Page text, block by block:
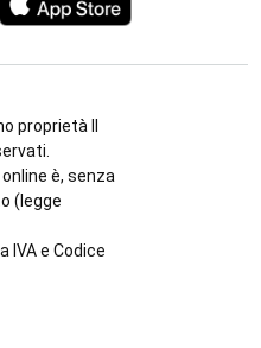
proprietà Il
è, senza
(legge
IVA e Codice